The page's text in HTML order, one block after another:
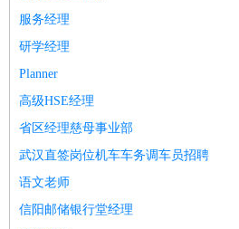
服务经理
研学经理
Planner
高级HSE经理
省区经理慈母事业部
武汉直签岗位机车车务调车员招聘
语文老师
信阳邮储银行堂经理